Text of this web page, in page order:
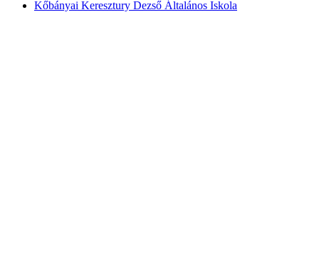
Kőbányai Keresztury Dezső Általános Iskola